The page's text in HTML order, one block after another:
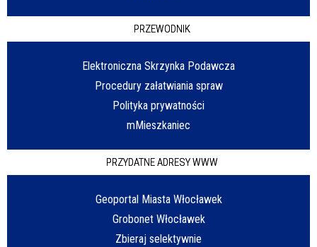
PRZEWODNIK
Elektroniczna Skrzynka Podawcza
Procedury załatwiania spraw
Polityka prywatności
mMieszkaniec
PRZYDATNE ADRESY WWW
Geoportal Miasta Włocławek
Grobonet Włocławek
Zbieraj selektywnie